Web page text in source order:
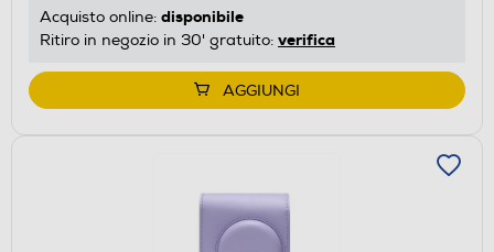
Acquisto online: disponibile
Ritiro in negozio in 30' gratuito: verifica
AGGIUNGI